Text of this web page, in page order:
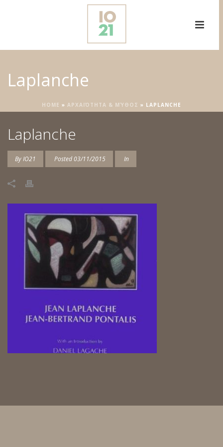
Laplanche
HOME » ΑΡΧΑΙΌΤΗΤΑ & ΜΎΘΟΣ » LAPLANCHE
Laplanche
ByIO21 Posted03/11/2015 In